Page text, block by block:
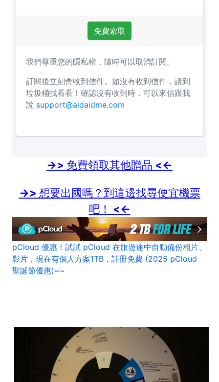
->> 免費領取其他贈品 <<-
->> 想要出國嗎？到這邊找尋便宜機票
吧！ <<-
pCloud 優惠！試試 pCloud 在旅遊途中自動備份相片、
影片，現在有個人方案1TB，註冊免費 (2025 pCloud
聖誕節優惠)~~